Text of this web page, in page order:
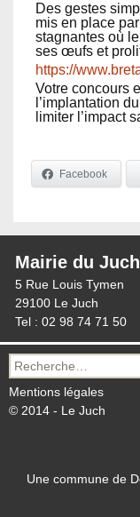
Des gestes
mis en place
stagnantes où
ses œufs et
https://
Votre concours
l’implantation
limiter l’impact
Facebook
Mairie du Juch
5 Rue Louis Tymen
29100 Le Juch
Tel : 02 98 74 71 50
Recherche
pour :
Mentions légales
© 2014 - Le Juch
Une commune de